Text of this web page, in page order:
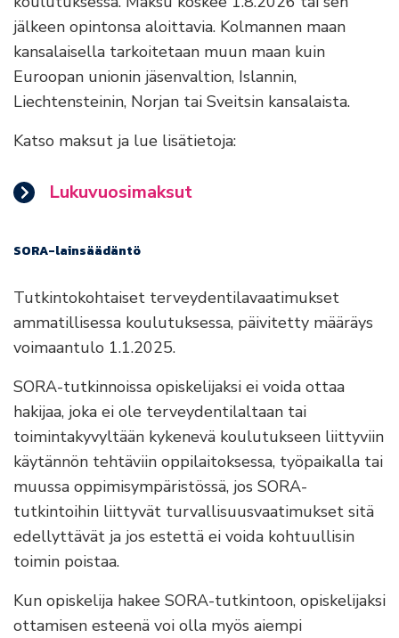
jälkeen opintonsa aloittavia. Kolmannen maan
kansalaisella tarkoitetaan muun maan kuin
Euroopan unionin jäsenvaltion, Islannin,
Liechtensteinin, Norjan tai Sveitsin kansalaista.
Katso maksut ja lue lisätietoja:
Lukuvuosimaksut
SORA-lainsäädäntö
Tutkintokohtaiset terveydentilavaatimukset
ammatillisessa koulutuksessa, päivitetty määräys
voimaantulo 1.1.2025.
SORA-tutkinnoissa opiskelijaksi ei voida ottaa
hakijaa, joka ei ole terveydentilaltaan tai
toimintakyvyltään kykenevä koulutukseen liittyviin
käytännön tehtäviin oppilaitoksessa, työpaikalla tai
muussa oppimisympäristössä, jos SORA-
tutkintoihin liittyvät turvallisuusvaatimukset sitä
edellyttävät ja jos estettä ei voida kohtuullisin
toimin poistaa.
Kun opiskelija hakee SORA-tutkintoon, opiskelijaksi
ottamisen esteenä voi olla myös aiempi